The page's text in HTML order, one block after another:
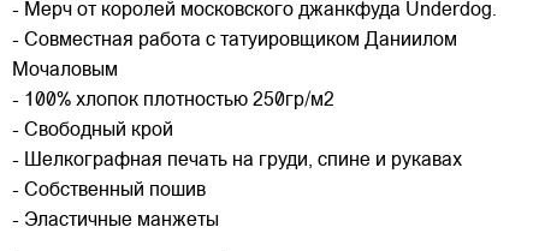
- Мерч от королей московского джанкфуда Underdog.
- Совместная работа с татуировщиком Даниилом
Мочаловым
- 100% хлопок плотностью 250гр/м2
- Свободный крой
- Шелкографная печать на груди, спине и рукавах
- Собственный пошив
- Эластичные манжеты